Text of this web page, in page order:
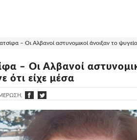
– Οι Αλβανοί αστυνομικοί άνοιξαν το ψυγείο
– Οι Αλβανοί
ότι είχε μέσα